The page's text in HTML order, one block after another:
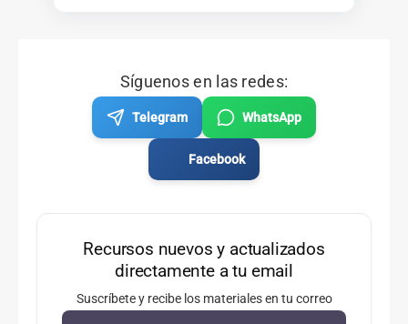
Síguenos en las redes:
Telegram WhatsApp
Facebook
Recursos nuevos y actualizados
directamente a tu email
Suscríbete y recibe los materiales en tu correo